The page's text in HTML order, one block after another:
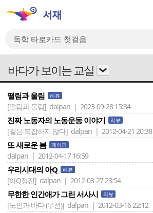
바다가 보이는 교실
떨림과 울림 리뷰
[떨림과 울림] dalpan | 2023-09-28 15:34
진짜 노동자의 노동운동 이야기 리뷰
[길은 복잡하지 않다] dalpan | 2012-04-21 20:38
또 새로운 봄 페이퍼
dalpan | 2012-04-17 16:59
우리시대의 아Q 리뷰
[아Q정전] dalpan | 2012-03-27 23:54
무한한 인간애가 그린 서사시 리뷰
[노인과 바다 (무선)] dalpan | 2012-03-16 22:12